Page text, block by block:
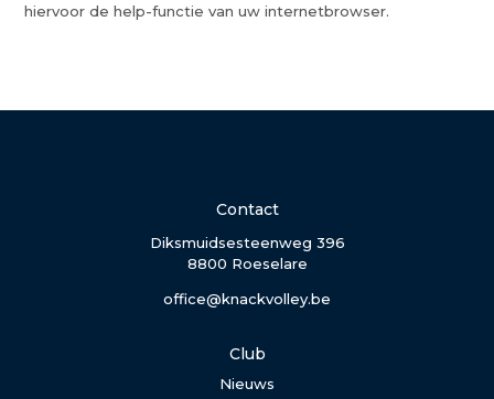
hiervoor de help-functie van uw internetbrowser.
Contact
Diksmuidsesteenweg 396
8800 Roeselare
office@knackvolley.be
Club
Nieuws